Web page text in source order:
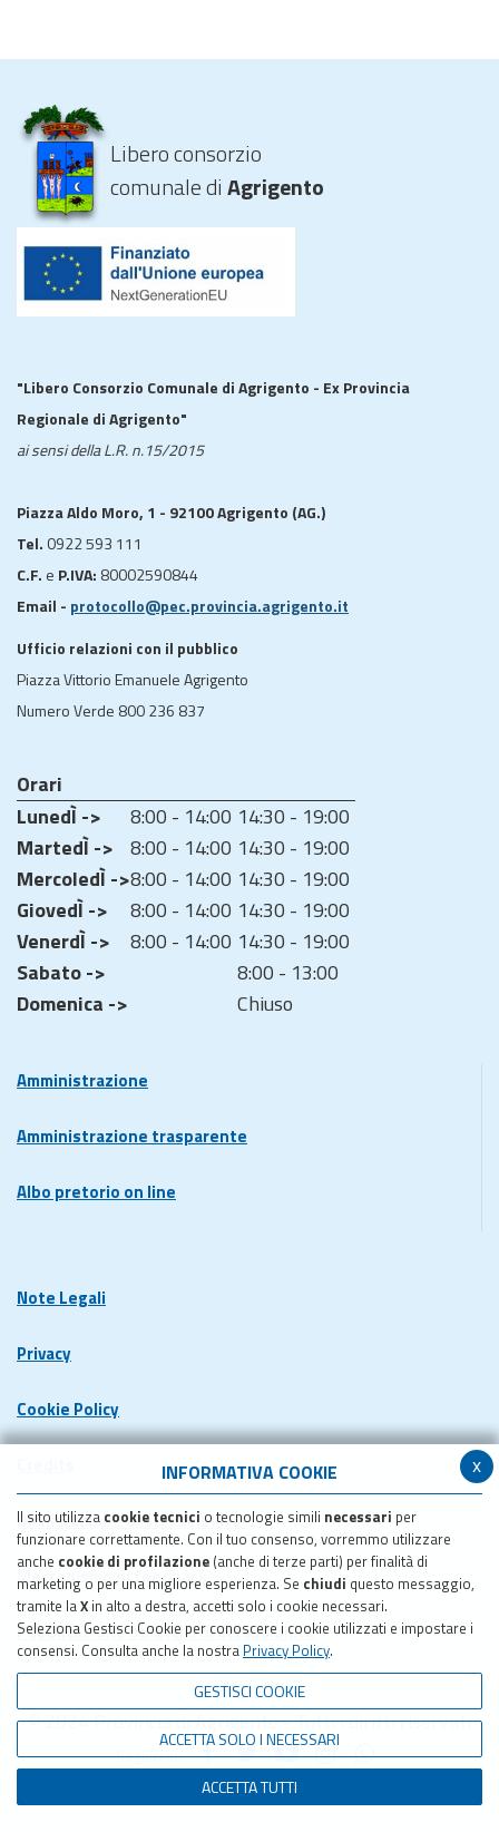
x
INFORMATIVA COOKIE
Il sito utilizza cookie tecnici o tecnologie simili necessari per
funzionare correttamente. Con il tuo consenso, vorremmo utilizzare
anche cookie di profilazione (anche di terze parti) per finalità di
marketing o per una migliore esperienza. Se chiudi questo messaggio,
tramite laX in alto a destra, accetti solo i cookie necessari.
Seleziona Gestisci Cookie per conoscere i cookie utilizzati e impostare i
consensi. Consulta anche la nostra Privacy Policy.
GESTISCI COOKIE
ACCETTA SOLO I NECESSARI
ACCETTA TUTTI
Libero consorzio
comunale diAgrigento
"Libero Consorzio Comunale di Agrigento - Ex Provincia
Regionale di Agrigento"
ai sensi della L.R. n.15/2015
Piazza Aldo Moro, 1 - 92100 Agrigento (AG.)
Tel. 0922 593 111
C.F. e P.IVA: 80002590844
Email - protocollo@pec.provincia.agrigento.it
Ufficio relazioni con il pubblico
Piazza Vittorio Emanuele Agrigento
Numero Verde 800 236 837
Orari
LunedÌ ->
8:00 - 14:00 14:30 - 19:00
MartedÌ -> 8:00 - 14:00 14:30 - 19:00
MercoledÌ ->8:00 - 14:00 14:30 - 19:00
GiovedÌ ->
8:00 - 14:00 14:30 - 19:00
VenerdÌ ->
8:00 - 14:00 14:30 - 19:00
Sabato ->
8:00 - 13:00
Domenica ->
Chiuso
Amministrazione
Amministrazione trasparente
Albo pretorio on line
Note Legali
Privacy
Cookie Policy
Dichiarazione di accessibilita'
Meccanismo di feedback
Pubblicazione obiettivi di accessibilita'
© 2024 Provincia di Agrigento - Tutti i diritti riservati
Seguici su: